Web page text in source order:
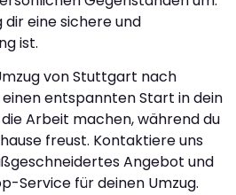
dir eine sichere und
ist.
von Stuttgart nach
entspannten Start in dein
die Arbeit machen, während du
freust. Kontaktiere uns
Angebot und
Service für deinen Umzug.